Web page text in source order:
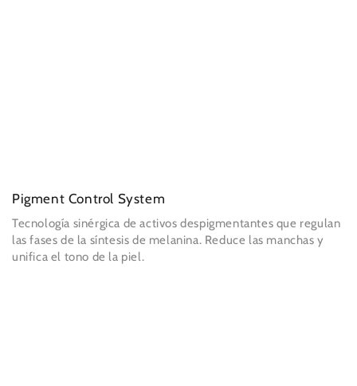
Pigment Control System
Tecnología sinérgica de activos despigmentantes que regulan
las fases de la síntesis de melanina. Reduce las manchas y
unifica el tono de la piel.